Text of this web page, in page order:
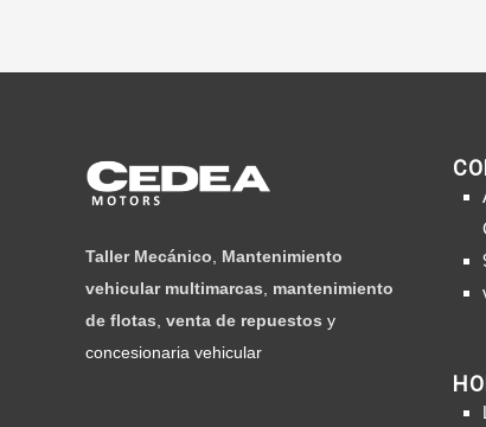
Taller Mecánico
Mantenimiento
vehicular multimarcas
mantenimiento
de flotas venta de repuestos y
concesionaria vehicular